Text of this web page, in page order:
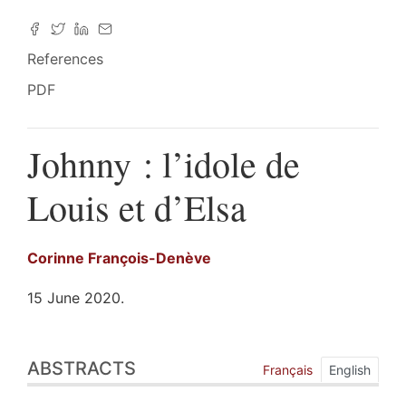
References
PDF
Johnny : l’idole de
Louis et d’Elsa
Corinne François-Denève
15 June 2020.
Index
Outline
ABSTRACTS Français English